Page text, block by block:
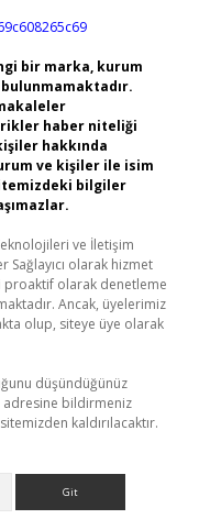
bir marka, kurum
haber niteliği
hakkında
ve kişiler ile isim
bilgiler
ve İletişim
Sağlayıcı olarak hizmet
proaktif olarak denetleme
Ancak, üyelerimiz
olup, siteye üye olarak
düşündüğünüz
adresine bildirmeniz
kaldırılacaktır.